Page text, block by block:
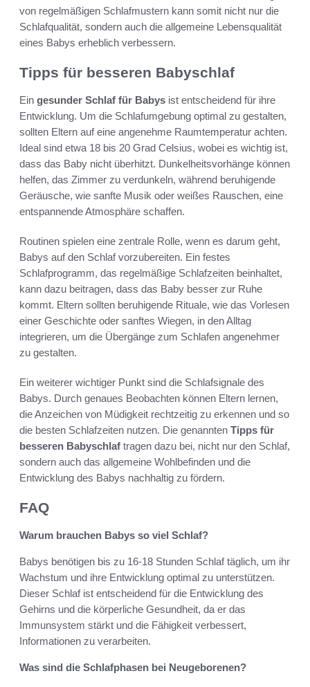
von regelmäßigen Schlafmustern kann somit nicht nur die
Schlafqualität, sondern auch die allgemeine Lebensqualität
eines Babys erheblich verbessern.
Tipps für besseren Babyschlaf
Ein gesunder Schlaf für Babys ist entscheidend für ihre
Entwicklung. Um die Schlafumgebung optimal zu gestalten,
sollten Eltern auf eine angenehme Raumtemperatur achten.
Ideal sind etwa 18 bis 20 Grad Celsius, wobei es wichtig ist,
dass das Baby nicht überhitzt. Dunkelheitsvorhänge können
helfen, das Zimmer zu verdunkeln, während beruhigende
Geräusche, wie sanfte Musik oder weißes Rauschen, eine
entspannende Atmosphäre schaffen.
Routinen spielen eine zentrale Rolle, wenn es darum geht,
Babys auf den Schlaf vorzubereiten. Ein festes
Schlafprogramm, das regelmäßige Schlafzeiten beinhaltet,
kann dazu beitragen, dass das Baby besser zur Ruhe
kommt. Eltern sollten beruhigende Rituale, wie das Vorlesen
einer Geschichte oder sanftes Wiegen, in den Alltag
integrieren, um die Übergänge zum Schlafen angenehmer
zu gestalten.
Ein weiterer wichtiger Punkt sind die Schlafsignale des
Babys. Durch genaues Beobachten können Eltern lernen,
die Anzeichen von Müdigkeit rechtzeitig zu erkennen und so
die besten Schlafzeiten nutzen. Die genannten Tipps für
besseren Babyschlaf tragen dazu bei, nicht nur den Schlaf,
sondern auch das allgemeine Wohlbefinden und die
Entwicklung des Babys nachhaltig zu fördern.
FAQ
Warum brauchen Babys so viel Schlaf?
Babys benötigen bis zu 16-18 Stunden Schlaf täglich, um ihr
Wachstum und ihre Entwicklung optimal zu unterstützen.
Dieser Schlaf ist entscheidend für die Entwicklung des
Gehirns und die körperliche Gesundheit, da er das
Immunsystem stärkt und die Fähigkeit verbessert,
Informationen zu verarbeiten.
Was sind die Schlafphasen bei Neugeborenen?